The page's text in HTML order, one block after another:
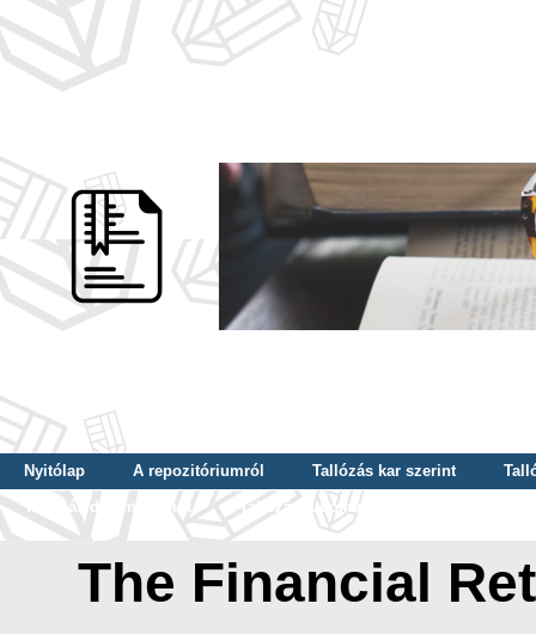
Nyitólap A repozitóriumról Tallózás kar szerint
Tallózás dátum szerint
Tallózás tudományterület szerint
The Financial